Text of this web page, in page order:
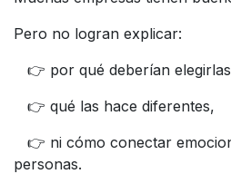
Pero no logran explicar:
👉 por qué deberían
👉 qué las hace diferentes,
👉 ni cómo conectar
personas.